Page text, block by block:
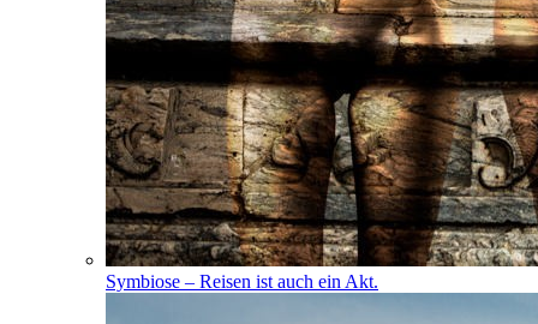
Symbiose – Reisen ist auch ein Akt.